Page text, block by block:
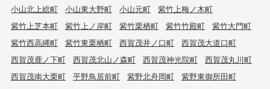
小山北上総町
小山東大野町 小山元町
紫竹上梅ノ木町
紫竹上芝本町
紫竹上ノ岸町 紫竹栗栖町 紫竹竹殿町
紫竹大門町
紫竹西高縄町
紫竹東栗栖町 西賀茂井ノ口町
西賀茂大道口町
西賀茂鹿ノ下町
西賀茂北山ノ森町 西賀茂神光院町
西賀茂丸川町
西賀茂南大栗町
平野鳥居前町 紫野北舟岡町 紫野東御所田町